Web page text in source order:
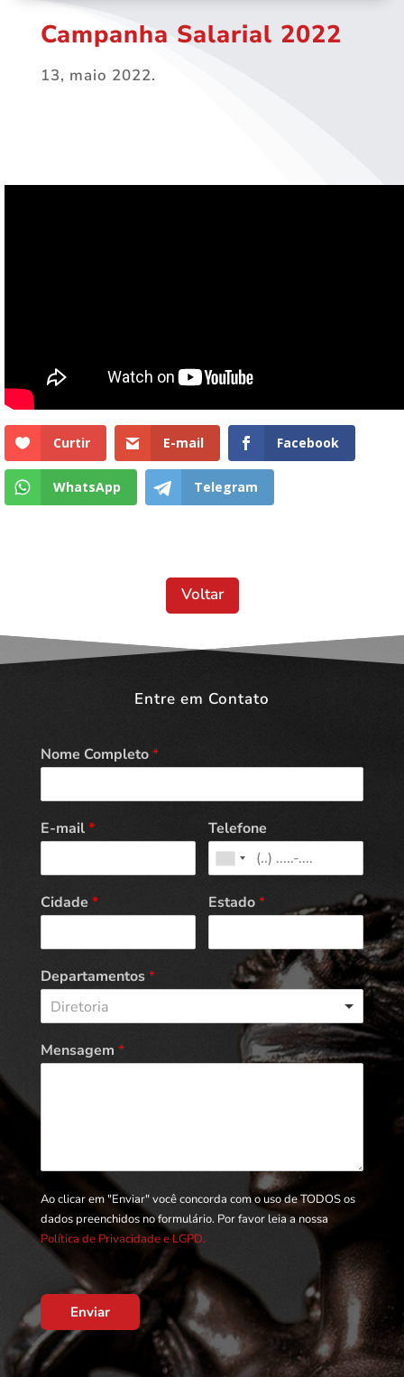
Campanha Salarial 2022
13, maio 2022.
Curtir E-mail Facebook
WhatsApp Telegram
Voltar
Entre em Contato
Nome Completo*
E-mail* Telefone
Cidade * Estado*
Departamentos*
Diretoria
Mensagem *
Ao clicar em "Enviar" você concorda com o uso de TODOS os
dados preenchidos no formulário. Por favor leia a nossa
Política de Privacidade e LGPD.
Enviar